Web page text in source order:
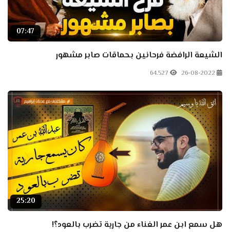
07:47
الشيعة الرافضة فرحانين بحماقات صابر مشهور
26-08-2022
64.527
25:20
هل سمع ابن عمر الغناء من جارية تضرب بالعود؟!